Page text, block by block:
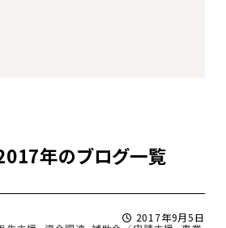
年のブログ一覧
2017年9月5日